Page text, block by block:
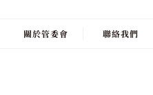
關於管委會 聯絡我們